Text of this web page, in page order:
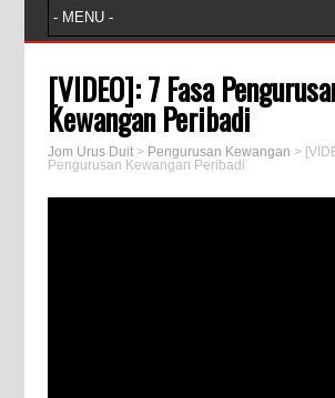
[VIDEO]: 7 Fasa
Kewangan Peribadi
Jom Urus Duit> Pengurusan Kewangan >
Pengurusan Kewangan Peribadi